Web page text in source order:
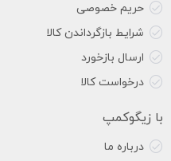
حریم خصوصی
شرایط بازگرداندن کالا
ارسال بازخورد
درخواست کالا
با زیگوکمپ
درباره ما